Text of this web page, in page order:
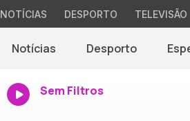
NOTÍCIAS DESPORTO TELEVISÃO
Notícias Desporto
Sem Filtros